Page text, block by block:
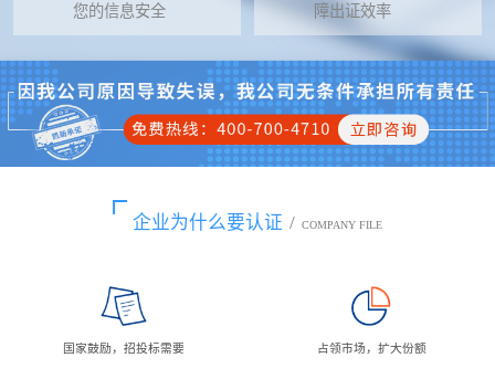
您的信息安全
障出证效率
企业为什么要认证 / COMPANY FILE
国家鼓励，招投标需要 占领市场，扩大份额